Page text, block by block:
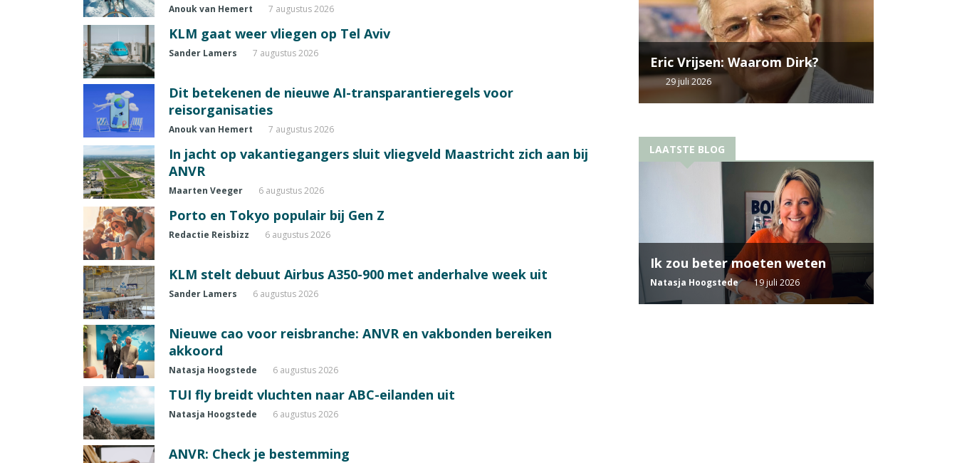
Anouk van Hemert 7 augustus 2026
KLM gaat weer vliegen op Tel Aviv
Sander Lamers 7 augustus 2026
Dit betekenen de nieuwe AI-transparantieregels voor
reisorganisaties
Anouk van Hemert 7 augustus 2026
In jacht op vakantiegangers sluit vliegveld Maastricht zich aan bij
ANVR
Maarten Veeger 6 augustus 2026
Porto en Tokyo populair bij Gen Z
Redactie Reisbizz 6 augustus 2026
KLM stelt debuut Airbus A350-900 met anderhalve week uit
Sander Lamers 6 augustus 2026
Nieuwe cao voor reisbranche: ANVR en vakbonden bereiken
akkoord
Natasja Hoogstede 6 augustus 2026
TUI fly breidt vluchten naar ABC-eilanden uit
Natasja Hoogstede 6 augustus 2026
ANVR: Check je bestemming
Eric Vrijsen: Waarom Dirk?
29 juli 2026
LAATSTE BLOG
Ik zou beter moeten weten
Natasja Hoogstede 19 juli 2026